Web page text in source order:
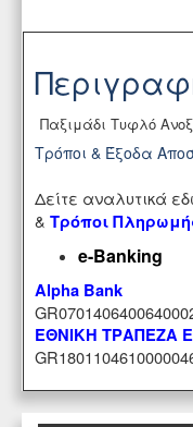
Παξιμάδι Τυφλό
Τρόποι & Έξοδα
Δείτε αναλυτικά
& Τρόποι
e-Banking
Alpha Bank
ΕΘΝΙΚΗ ΤΡΑΠΕΖΑ